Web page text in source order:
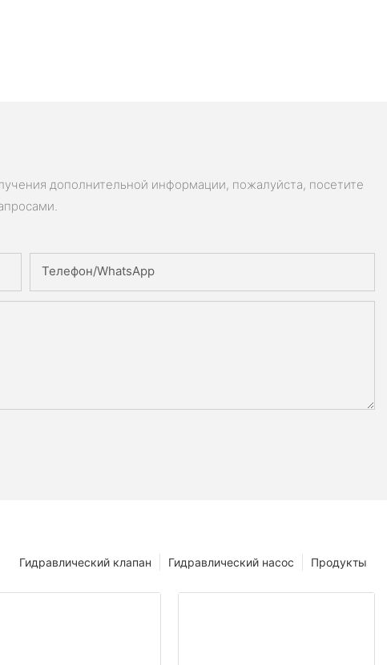
дополнительной информации, пожалуйста, посетите
Телефон/WhatsApp
Продукты
Гидравлический насос
Гидравлический клапан